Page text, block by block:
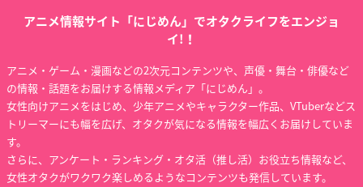
百緑
STAR DRIVER 輝きの
（気多の巫女
金武城真奈美
アニメ情報サイト「にじめん」でオタクライフをエンジョ
イ!！
アニメ・ゲーム・漫画などの2次元コンテンツや、声優・舞台・俳優など
の情報・話題をお届けする情報メディア「にじめん」。
女性向けアニメをはじめ、少年アニメやキャラクター作品、VTuberなどス
トリーマーにも幅を広げ、オタクが気になる情報を幅広くお届けしていま
す。
さらに、アンケート・ランキング・オタ活（推し活）お役立ち情報など、
女性オタクがワクワク楽しめるようなコンテンツも発信しています。